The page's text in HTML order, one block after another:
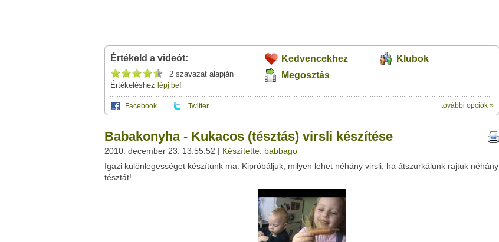
Értékeld a videót:
2 szavazat alapján
Értékeléshez lépj be!
Kedvencekhez
Klubok
Megosztás
Facebook Twitter további opciók »
saját leveleződet, vagyezt a felületet:
Neved:
E-mail címed:
Üzenet (opcionális):
Ez a videó nem még nem tartozik egy klubhoz sem.
Ha van egy kis időd,nézz szét meglévő klubjaink között!
Babakonyha - Kukacos (tésztás) virsli készítése
2010. december 23. 13:55:52 | Készítette: babbago
Igazi különlegességet készítünk ma. Kipróbáljuk, milyen lehet néhány virsli, ha átszurkálunk rajtuk néhány
tésztát!